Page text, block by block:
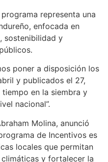
representa una
enfocada en
sostenibilidad y
poner a disposición los
y publicados el 27,
en la siembra y
nacional”.
Molina, anunció
de Incentivos es
locales que permitan
y fortalecer la